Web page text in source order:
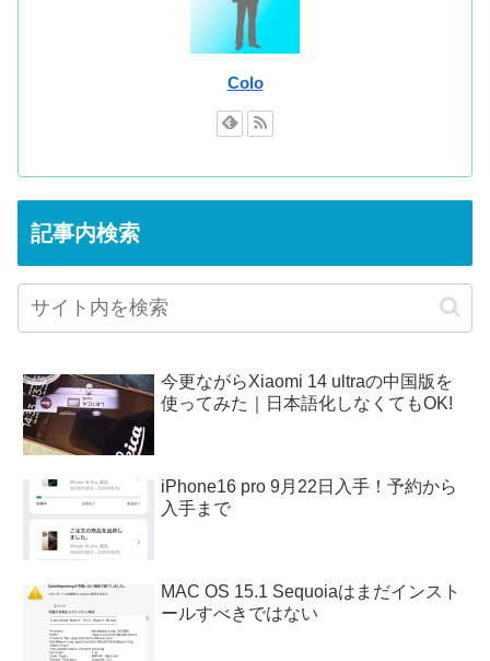
Colo
記事内検索
今更ながらXiaomi 14 ultraの中国版を
使ってみた｜日本語化しなくてもOK!
iPhone16 pro 9月22日入手！予約から
入手まで
MAC OS 15.1 Sequoiaはまだインスト
ールすべきではない